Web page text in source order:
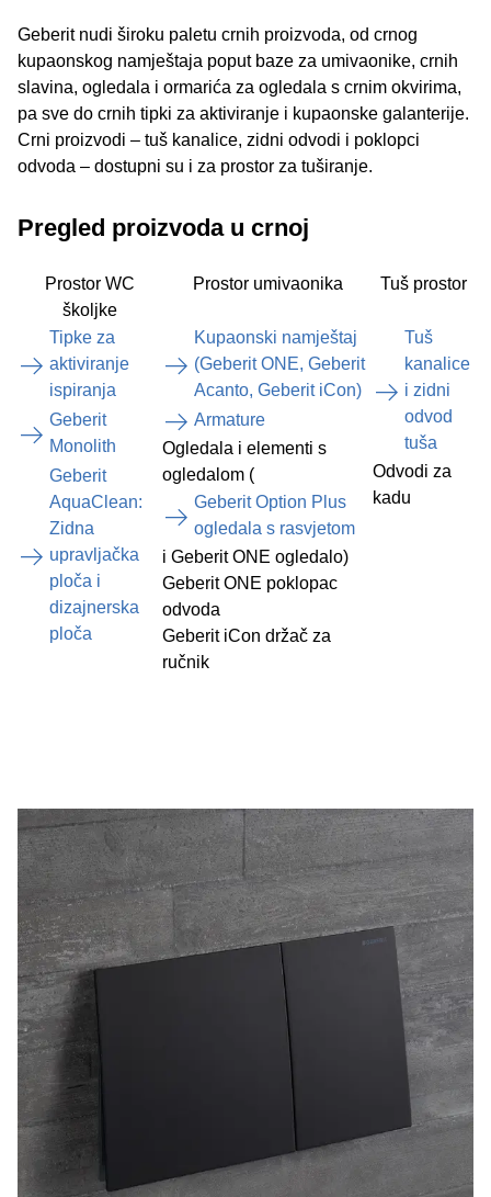
Geberit nudi široku paletu crnih proizvoda, od crnog
kupaonskog namještaja poput baze za umivaonike, crnih
slavina, ogledala i ormarića za ogledala s crnim okvirima,
pa sve do crnih tipki za aktiviranje i kupaonske galanterije.
Crni proizvodi – tuš kanalice, zidni odvodi i poklopci
odvoda – dostupni su i za prostor za tuširanje.
Pregled proizvoda u crnoj
Prostor WC
školjke
Prostor umivaonika Tuš prostor
Tipke za
aktiviranje
ispiranja
Geberit
Monolith
Geberit
AquaClean:
Zidna
upravljačka
ploča i
dizajnerska
ploča
Kupaonski namještaj
(Geberit ONE, Geberit
Acanto, Geberit iCon)
Armature
Ogledala i elementi s
ogledalom (
Geberit Option Plus
ogledala s rasvjetom
i Geberit ONE ogledalo)
Geberit ONE poklopac
odvoda
Geberit iCon držač za
ručnik
Tuš
kanalice
i zidni
odvod
tuša
Odvodi za
kadu